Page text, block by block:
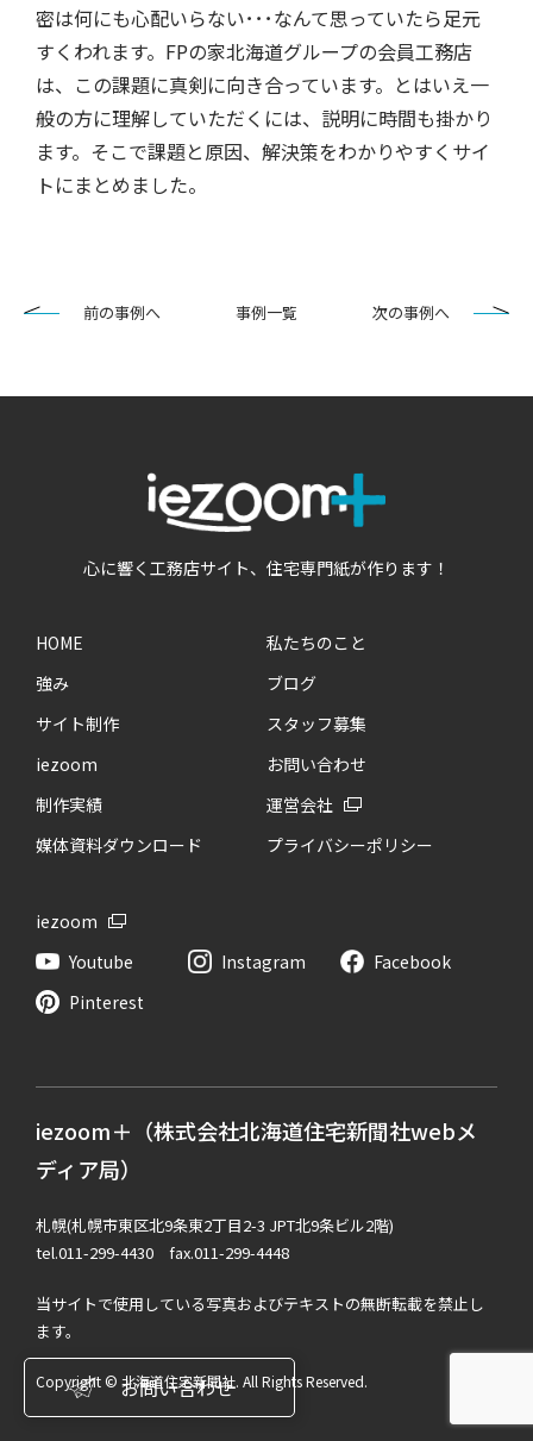
密は何にも心配いらない･･･なんて思っていたら足元
すくわれます。FPの家北海道グループの会員工務店
は、この課題に真剣に向き合っています。とはいえ一
般の方に理解していただくには、説明に時間も掛かり
ます。そこで課題と原因、解決策をわかりやすくサイ
トにまとめました。
前の事例へ 事例一覧 次の事例へ
お問い合わせ
心に響く工務店サイト、住宅専門紙が作ります！
HOME
強み
サイト制作
iezoom
制作実績
媒体資料ダウンロード
私たちのこと
ブログ
スタッフ募集
お問い合わせ
運営会社
プライバシーポリシー
iezoom
Youtube
Instagram
Facebook
Pinterest
iezoom＋（株式会社北海道住宅新聞社webメ
ディア局）
札幌(札幌市東区北9条東2丁目2-3 JPT北9条ビル2階)
tel.011-299-4430 fax.011-299-4448
当サイトで使用している写真およびテキストの無断転載を禁止し
ます。
Copyright © 北海道住宅新聞社. All Rights Reserved.